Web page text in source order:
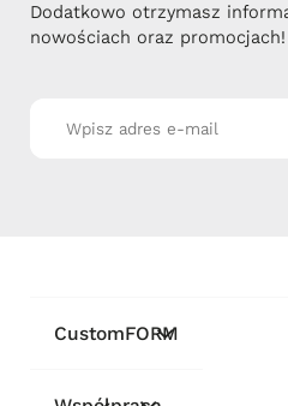
Dodatkowo otrzymasz
nowościach oraz promocjach!
CustomFORM